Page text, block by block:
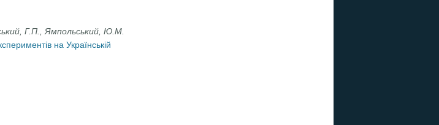
Г.П., Ямпольський, Ю.М.
на Українській